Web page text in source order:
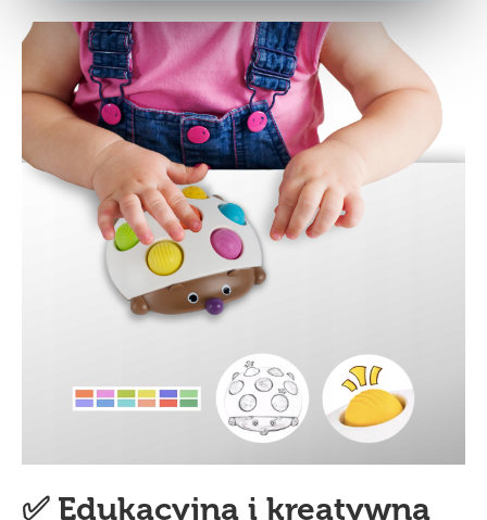
✅ Edukacyjna i kreatywna